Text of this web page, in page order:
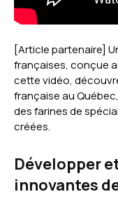
[Article partenaire]
françaises, conçue
cette vidéo,
française au
des farines de
créées.
Développer
innovantes